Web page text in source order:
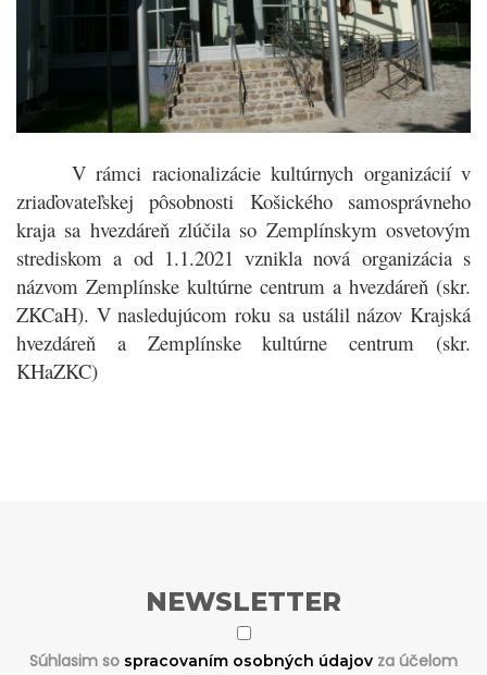
V rámci racionalizácie kultúrnych organizácií v
zriaďovateľskej pôsobnosti Košického samosprávneho
kraja sa hvezdáreň zlúčila so Zemplínskym osvetovým
strediskom a od 1.1.2021 vznikla nová organizácia s
názvom Zemplínske kultúrne centrum a hvezdáreň (skr.
ZKCaH). V nasledujúcom roku sa ustálil názov Krajská
hvezdáreň a Zemplínske kultúrne centrum (skr.
KHaZKC)
NEWSLETTER
Súhlasim so spracovaním osobných údajov za účelom